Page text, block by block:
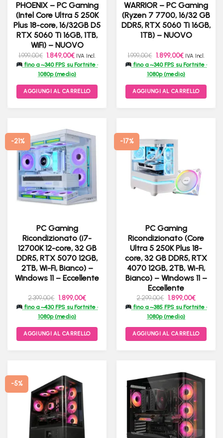
PHOENIX – PC Gaming
(Intel Core Ultra 5 250K
Plus 18-core, 16/32GB D5
RTX 5060 Ti 16GB, 1TB,
WiFi) – NUOVO
1.999,00€ Il
prezzo
originale
era:
1.849,00€Il
prezzo
attuale
è:
IVA Incl.
fino a ~340 FPS su Fortnite ·
1080p (medio)
AGGIUNGI AL CARRELLO
WARRIOR – PC Gaming
(Ryzen 7 7700, 16/32 GB
DDR5, RTX 5060 Ti 16GB,
1TB) – NUOVO
1.999,00€ Il
prezzo
originale
era:
1.899,00€Il
prezzo
attuale
è:
IVA Incl.
fino a ~340 FPS su Fortnite ·
1080p (medio)
AGGIUNGI AL CARRELLO
-21%
PC Gaming
Ricondizionato (i7-
12700K 12-core, 32 GB
DDR5, RTX 5070 12GB,
2TB, Wi-Fi, Bianco) –
Windows 11 – Eccellente
2.399,00€ Il
prezzo
originale
era:
1.899,00€Il
prezzo
attuale
fino a ~430 FPS su Fortnite ·
1080p (medio)
AGGIUNGI AL CARRELLO
-17%
PC Gaming
Ricondizionato (Core
Ultra 5 250K Plus 18-
core, 32 GB DDR5, RTX
4070 12GB, 2TB, Wi-Fi,
Bianco) – Windows 11 –
Eccellente
2.299,00€ Il
prezzo
originale
era:
1.899,00€Il
prezzo
attuale
fino a ~385 FPS su Fortnite ·
1080p (medio)
AGGIUNGI AL CARRELLO
-5%